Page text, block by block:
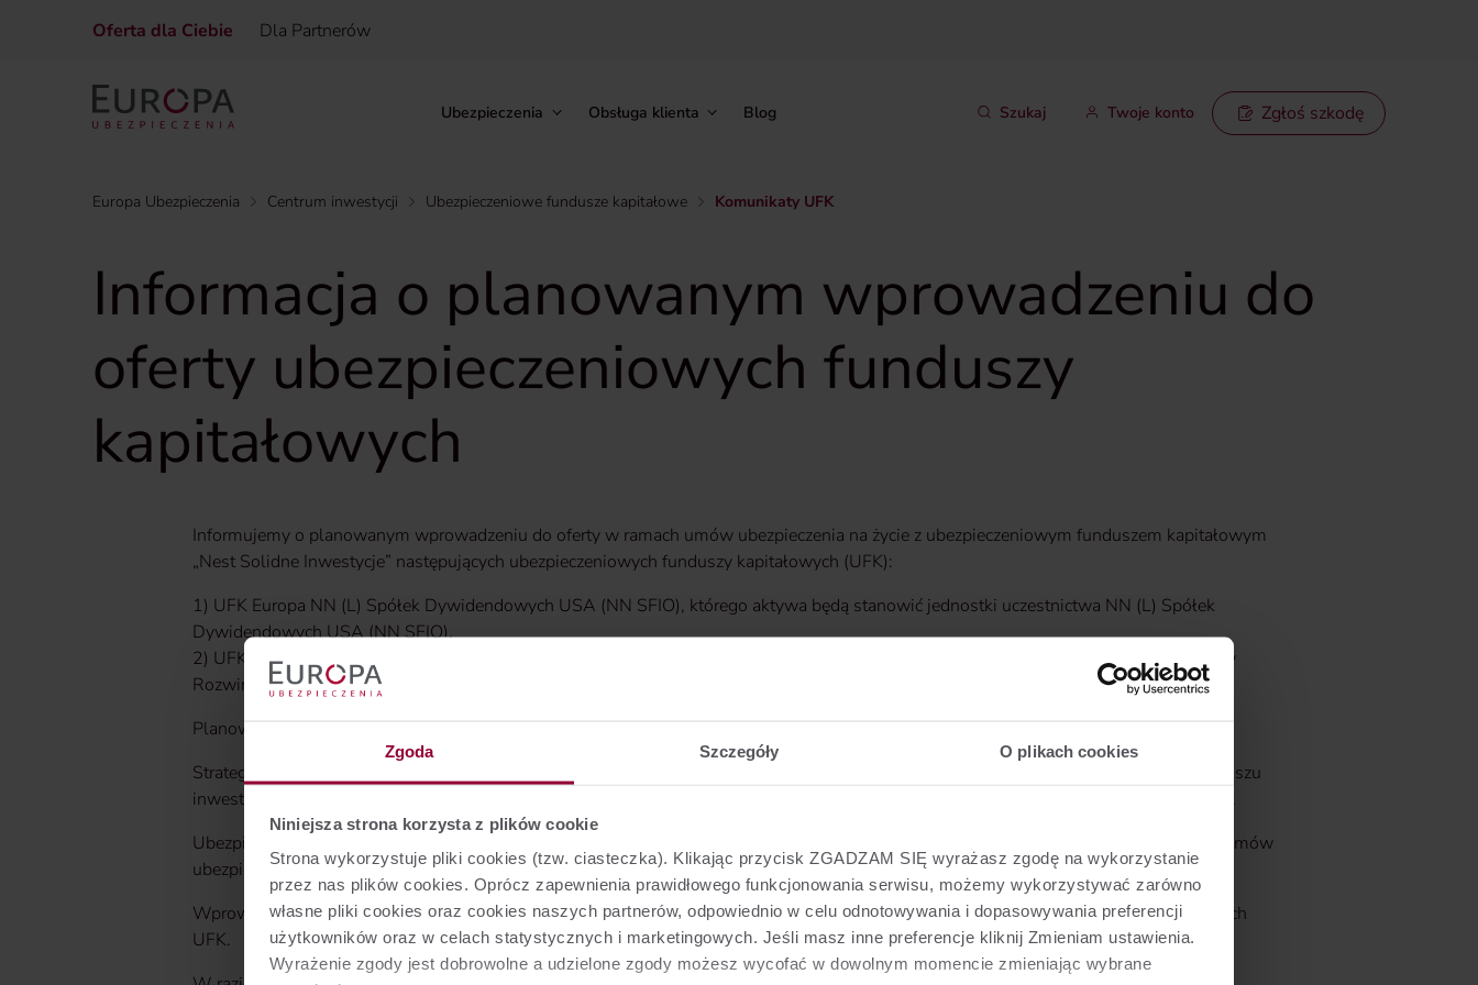
Zgoda Szczegóły O plikach cookies
Niniejsza strona korzysta z plików cookie
Strona wykorzystuje pliki cookies (tzw. ciasteczka). Klikając przycisk ZGADZAM SIĘ wyrażasz zgodę na wykorzystanie
przez nas plików cookies. Oprócz zapewnienia prawidłowego funkcjonowania serwisu, możemy wykorzystywać zarówno
własne pliki cookies oraz cookies naszych partnerów, odpowiednio w celu odnotowywania i dopasowywania preferencji
użytkowników oraz w celach statystycznych i marketingowych. Jeśli masz inne preferencje kliknij Zmieniam ustawienia.
Wyrażenie zgody jest dobrowolne a udzielone zgody możesz wycofać w dowolnym momencie zmieniając wybrane
Oferta dla Ciebie Dla Partnerów
Ubezpieczenia Obsługa klienta Blog Szukaj Twoje konto Zgłoś szkodę
Europa Ubezpieczenia Centrum inwestycji Ubezpieczeniowe fundusze kapitałowe Komunikaty UFK
Informacja o planowanym wprowadzeniu do
oferty ubezpieczeniowych funduszy
kapitałowych
Informujemy o planowanym wprowadzeniu do oferty w ramach umów ubezpieczenia na życie z ubezpieczeniowym funduszem kapitałowym
„Nest Solidne Inwestycje” następujących ubezpieczeniowych funduszy kapitałowych (UFK):
1) UFK Europa NN (L) Spółek Dywidendowych USA (NN SFIO), którego aktywa będą stanowić jednostki uczestnictwa NN (L) Spółek
Dywidendowych USA (NN SFIO),
2) UFK Europa PZU Akcji Rynków Rozwiniętych (PZU FIO GI), którego aktywa będą stanowić jednostki uczestnictwa PZU Akcji Rynków
Rozwiniętych (PZU SFIO GI).
Planowana data wprowadzenia do oferty nowych UFK to 14.11.2018 r.
Strategia inwestycyjna wprowadzanych do oferty ubezpieczeniowych funduszy kapitałowych jest tożsama z polityką inwestycyjną funduszu
inwestycyjnego, którego jednostki uczestnictwa funduszu inwestycyjnego stanowią aktywa ubezpieczeniowego funduszu kapitałowego.
Ubezpieczeniowe fundusze kapitałowe zostaną dodane do wykazu ubezpieczeniowych funduszy kapitałowych oferowanych w ramach umów
ubezpieczenia na życie z ubezpieczeniowym funduszem kapitałowym „Nest Solidne Inwestycje”.
Wprowadzenie do oferty nowych UFK ma zastosowanie do umów ubezpieczenia zawartych przed dniem wprowadzenia do oferty nowych
UFK.